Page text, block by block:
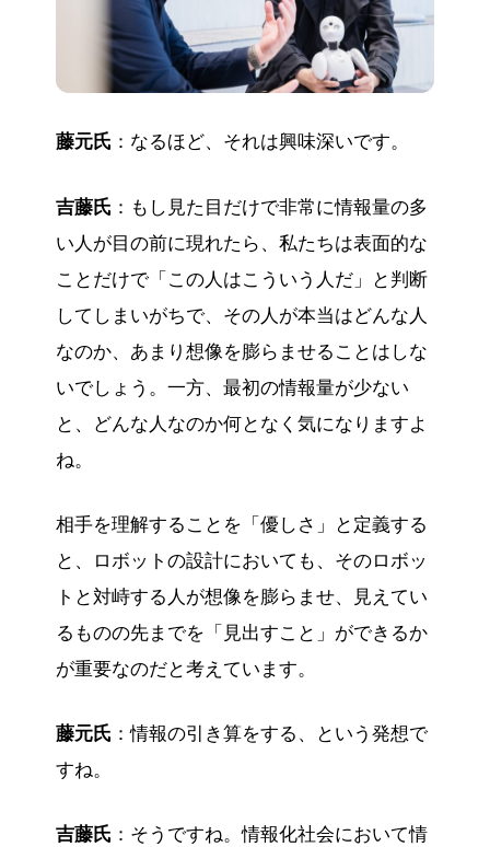
藤元氏 ：なるほど、それは興味深いです。
吉藤氏 ：もし見た目だけで非常に情報量の多
い人が目の前に現れたら、私たちは表面的な
ことだけで「この人はこういう人だ」と判断
してしまいがちで、その人が本当はどんな人
なのか、あまり想像を膨らませることはしな
いでしょう。一方、最初の情報量が少ない
と、どんな人なのか何となく気になりますよ
ね。
相手を理解することを「優しさ」と定義する
と、ロボットの設計においても、そのロボッ
トと対峙する人が想像を膨らませ、見えてい
るものの先までを「見出すこと」ができるか
が重要なのだと考えています。
藤元氏 ：情報の引き算をする、という発想で
すね。
吉藤氏 ：そうですね。情報化社会において情